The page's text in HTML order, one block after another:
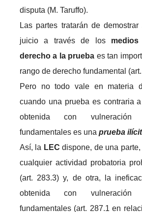
disputa (M. Taruffo).
Las partes tratarán de demostrar
juicio a través de los
derecho a la prueba es tan
rango de derecho fundamental
Pero no todo vale en materia
cuando una prueba es contraria
obtenida con vulneración
fundamentales es una prueba
Así, la LEC dispone, de una
cualquier actividad probatoria
(art. 283.3) y, de otra, la
obtenida con vulneración
fundamentales (art. 287.1 en